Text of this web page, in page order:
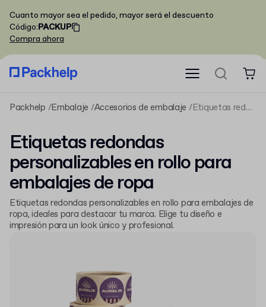
Cuanto mayor sea el pedido, mayor será el descuento
Código:PACKUP
Compra ahora
Packhelp Embalaje Accesorios de embalaje Etiquetas redondas personalizables en rollo para embalajes de ropa
Etiquetas redondas
personalizables en rollo para
embalajes de ropa
Etiquetas redondas personalizables en rollo para embalajes de
ropa, ideales para destacar tu marca. Elige tu diseño e
impresión para un look único y profesional.